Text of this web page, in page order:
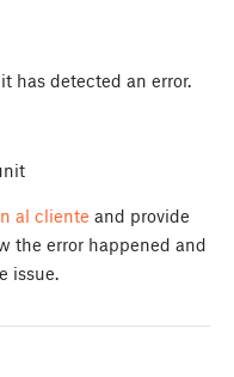
has detected an error.
al cliente and provide
the error happened and
issue.